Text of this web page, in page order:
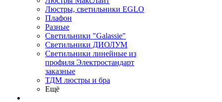
Люстры, светильники EGLO
Плафон
Разные
Светильники "Galassie"
Светильники ДИОЛУМ
Светильники линейные из
профиля Электростандарт
заказные
ТДМ люстры и бра
Ещё